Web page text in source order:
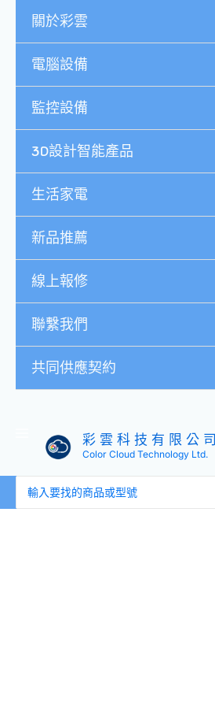
關於彩雲
電腦設備
監控設備
3D設計智能產品
生活家電
新品推薦
線上報修
聯繫我們
共同供應契約
彩 雲 科 技 有 限 公 司
Color Cloud Technology Ltd.
尋：